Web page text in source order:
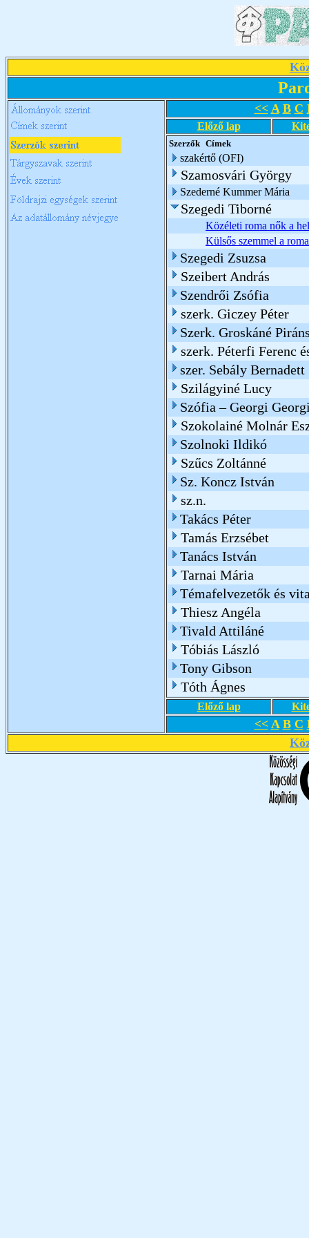
<< A B C
Előző lap
Szerzők Címek
szakértő (OFI)
Szamosvári György
Szederné Kummer Mária
Szegedi Tiborné
Közéleti roma nők a
Külsős szemmel a
Szegedi Zsuzsa
Szeibert András
Szendrői Zsófia
szerk. Giczey Péter
Szerk. Groskáné
szerk. Péterfi Ferenc
szer. Sebály Bernadett
Szilágyiné Lucy
Szófia – Georgi
Szokolainé Molnár
Szolnoki Ildikó
Szűcs Zoltánné
Sz. Koncz István
sz.n.
Takács Péter
Tamás Erzsébet
Tanács István
Tarnai Mária
Témafelvezetők és
Thiesz Angéla
Tivald Attiláné
Tóbiás László
Tony Gibson
Tóth Ágnes
Előző lap
<< A B C